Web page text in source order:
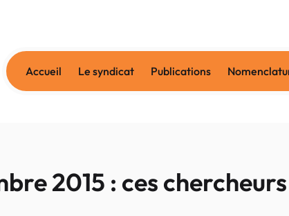
Accueil Le syndicat Publications
2015 : ces